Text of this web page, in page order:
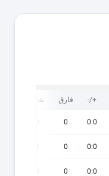
+/- فارق نقاط
0:0
0
0:0
0
0:0
0